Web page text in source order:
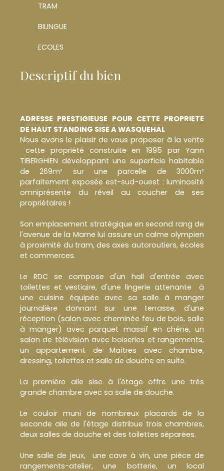
TRAM
BILINGUE
ECOLES
Descriptif du bien
ADRESSE PRESTIGIEUSE POUR CETTE PROPRIETE
DE HAUT STANDING SISE A WASQUEHAL
Nous avons le plaisir de vous proposer à la vente
cette propriété construite en 1995 par Yann
TIBERGHIEN développant une superficie habitable
de 269m² sur une parcelle de 3000m²
parfaitement exposée est-sud-ouest : luminosité
omniprésente du réveil au coucher de ses
propriétaires !
Son emplacement stratégique en second rang de
l'avenue de la Marne lui assure un calme olympien
à proximité du tram, des axes autoroutiers, écoles
et commerces.
Le RDC se compose d'un hall d'entrée avec
toilettes et vestiaire, d'une lingerie attenante à
une cuisine équipée avec sa salle à manger
journalière donnant sur une terrasse, d'une
réception (salon avec cheminée feu de bois, salle
à manger) avec parquet massif en chêne, un
salon de télévision avec boiseries et rangements,
un appartement de Maîtres avec chambre,
dressing, toilettes et salle de douche en suite.
La première aile sise à l'étage offre une très
grande chambre avec sa salle de douche.
Le couloir muni de nombreux placards de la
seconde aile de l'étage distribue trois chambres,
deux salles de douche et des toilettes séparées.
Une salle de jeux, une cave à vin, une pièce de
rangements-atelier, une botterie, un local